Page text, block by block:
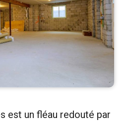
est un fléau redouté par